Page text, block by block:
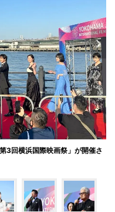
3回横浜国際映画祭」が開催さ